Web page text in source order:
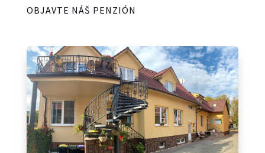
OBJAVTE NÁŠ PENZIÓN